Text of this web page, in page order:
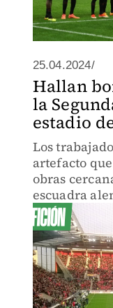
25.04.2024/
Hallan
la
estadio
Los
artefacto
obras
escuadra